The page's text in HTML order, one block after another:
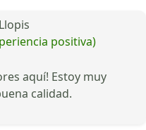
positiva)
aquí! Estoy muy
calidad.